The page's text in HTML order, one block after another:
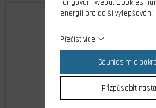
fungování webu. Cookies
energii pro další vylepšování.
Přečíst více
Souhlasím a
Přizpůsobit